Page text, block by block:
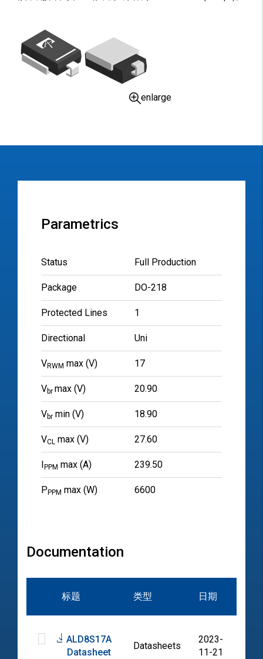
enlarge
Parametrics
Status Full Production
Package DO-218
Protected Lines 1
Directional Uni
VRWM max (V) 17
Vbr max (V) 20.90
Vbr min (V) 18.90
VCL max (V) 27.60
PPM max (A) 239.50
P PPM max (W) 6600
Documentation
标题 类型 日期
ALD8S17A
Datasheet
Datasheets
2023-
11-21